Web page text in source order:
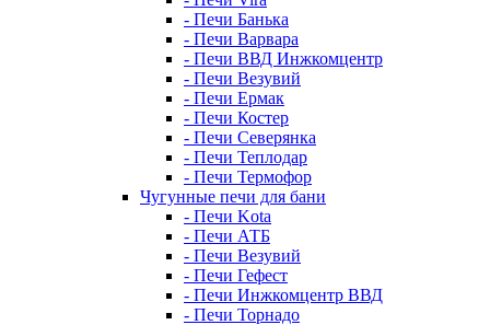
- Печи Банька
- Печи Варвара
- Печи ВВД Инжкомцентр
- Печи Везувий
- Печи Ермак
- Печи Костер
- Печи Северянка
- Печи Теплодар
- Печи Термофор
Чугунные печи для бани
- Печи Kota
- Печи АТБ
- Печи Везувий
- Печи Гефест
- Печи Инжкомцентр ВВД
- Печи Торнадо